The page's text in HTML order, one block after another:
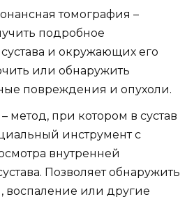
томография –
подробное
и окружающих его
или обнаружить
повреждения и опухоли.
метод, при котором в сустав
инструмент с
внутренней
Позволяет обнаружить
воспаление или другие